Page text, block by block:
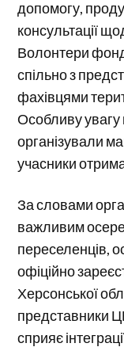
допомогу,
консультації
Волонтери
спільно з
фахівцями
Особливу увагу
організували
учасники
За словами
важливим
переселенців,
офіційно
Херсонської
представники
сприяє